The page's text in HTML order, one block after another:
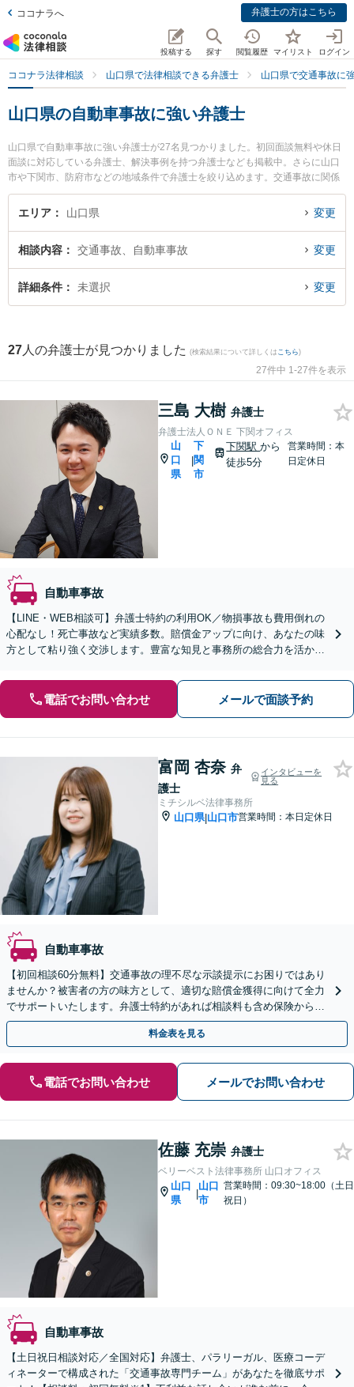
ココナラへ 弁護士の方はこちら
投稿する 探す 閲覧履歴 マイリスト ログイン
ココナラ法律相談 山口県で法律相談できる弁護士 山口県で交通事故に
山口県の自動車事故に強い弁護士
山口県で自動車事故に強い弁護士が27名見つかりました。初回面談無料や休日
面談に対応している弁護士、解決事例を持つ弁護士なども掲載中。さらに山口
市や下関市、防府市などの地域条件で弁護士を絞り込めます。交通事故に関係
する自動車事故やバイク事故、自転車事故等の細かな分野での絞り込み検索も
でき便利です。特に弁護士法人ＯＮＥ 下関オフィスの三島 大樹弁護士やミチシ
す。『山口県で土日や夜間に発生した自動車事故のトラブルを今すぐに弁護士
に相談したい』『自動車事故のトラブル解決の実績豊富な近くの弁護士を検索
したい』『初回相談無料で自動車事故を法律相談できる山口県内の弁護士に相
エリア 山口県 変更
相談内容 交通事故、自動車事故 変更
詳細条件 未選択 変更
27 人の弁護士が見つかりました (検索結果について詳しくは こちら)
27件中 1-27件を表示
三島 大樹 弁護士
弁護士法人ＯＮＥ 下関オフィス
山
口
県
|
下
関
市
下関駅から
徒歩5分
営業時間：本
日定休日
自動車事故
【LINE・WEB相談可】弁護士特約の利用OK／物損事故も費用倒れの
心配なし！死亡事故など実績多数。賠償金アップに向け、あなたの味
方として粘り強く交渉します。豊富な知見と事務所の総合力を活か
電話でお問い合わせ メールで面談予約
富岡 杏奈 弁
護士
インタビューを
見る
ミチシルベ法律事務所
山口県|山口市営業時間：本日定休日
自動車事故
【初回相談60分無料】交通事故の理不尽な示談提示にお困りではあり
ませんか？被害者の方の味方として、適切な賠償金獲得に向けて全力
でサポートいたします。弁護士特約があれば相談料も含め保険から支
払われるため安心です。【web面談可能】
料金表を見る
電話でお問い合わせ メールでお問い合わせ
佐藤 充崇 弁護士
ベリーベスト法律事務所 山口オフィス
山口
県
|
山口
市
営業時間：09:30~18:00（土日
祝日）
自動車事故
【土日祝日相談対応／全国対応】弁護士、パラリーガル、医療コーデ
ィネーターで構成された「交通事故専門チーム」があなたを徹底サポ